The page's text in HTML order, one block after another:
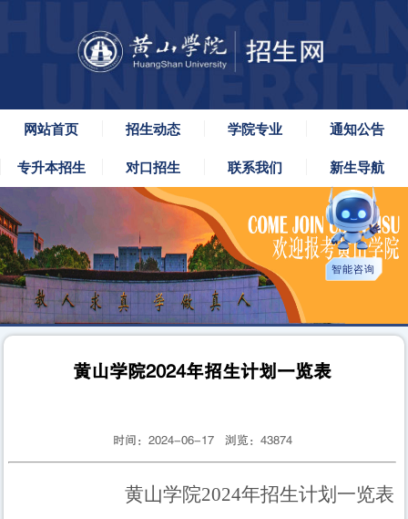
网站首页 招生动态 学院专业
通知公告
专升本招生
对口招生 联系我们 新生导航
黄山学院2024年招生计划一览表
时间：2024-06-17 浏览： 43874
黄山学院2024年招生计划一览表
智能咨询